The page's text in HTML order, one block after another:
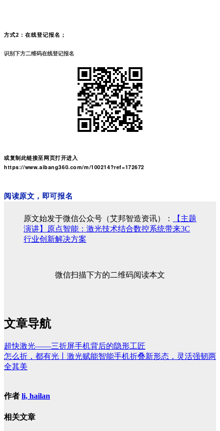
方式2：在线登记报名；
识别下方二维码在线登记报名
或复制此链接至网页打开进入
https://www.aibang360.com/m/100214?ref=172672
阅读原文，即可报名
原文始发于微信公众号（艾邦智造资讯）：
【主题
演讲】原点智能：激光技术结合数控系统带来3C
行业创新解决方案
微信扫描下方的二维码阅读本文
文章导航
超快激光——三折屏手机背后的隐形工匠
怎么折，都有光丨激光赋能智能手机折叠新形态，灵活强韧两
全其美
作者 li, hailan
相关文章